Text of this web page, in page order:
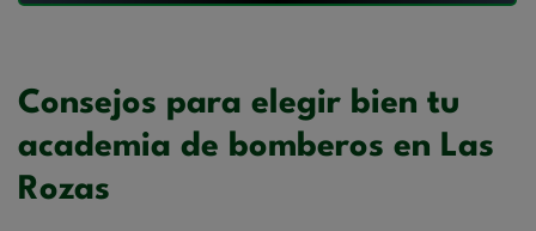
Consejos para elegir bien tu
academia de bomberos en Las
Rozas